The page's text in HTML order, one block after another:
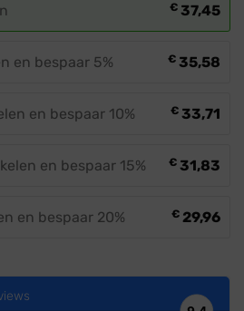
€ 37,45
en bespaar 5% € 35,58
en bespaar 10% € 33,71
en bespaar 15% € 31,83
en bespaar 20% € 29,96